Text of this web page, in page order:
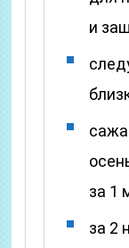
и
за 1
за 2